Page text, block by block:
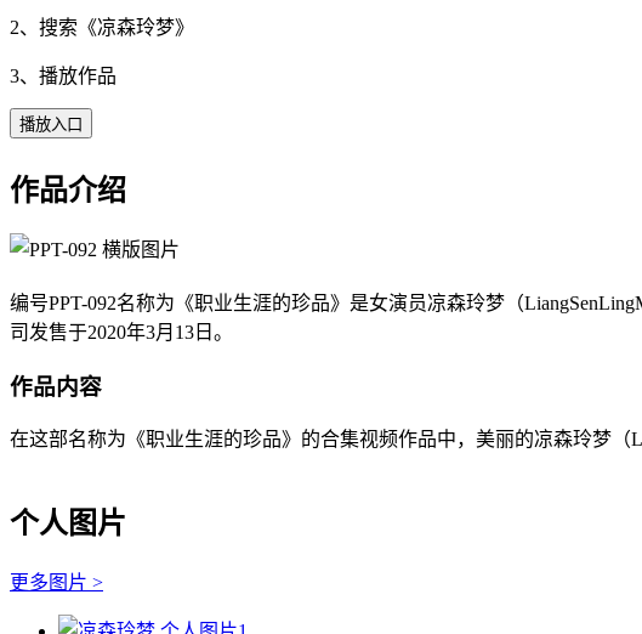
2、搜索《凉森玲梦》
3、播放作品
播放入口
作品介绍
编号PPT-092名称为《职业生涯的珍品》是女演员凉森玲梦（
司发售于2020年3月13日。
作品内容
在这部名称为《职业生涯的珍品》的合集视频作品中，美丽的凉森玲梦（
个人图片
更多图片 >